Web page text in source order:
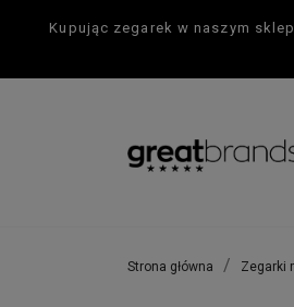
Kupując zegarek w naszym
Strona główna Zegarki